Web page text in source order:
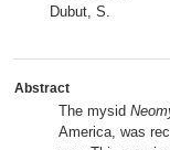
Dubut, S.
Abstract
The mysid
America, was